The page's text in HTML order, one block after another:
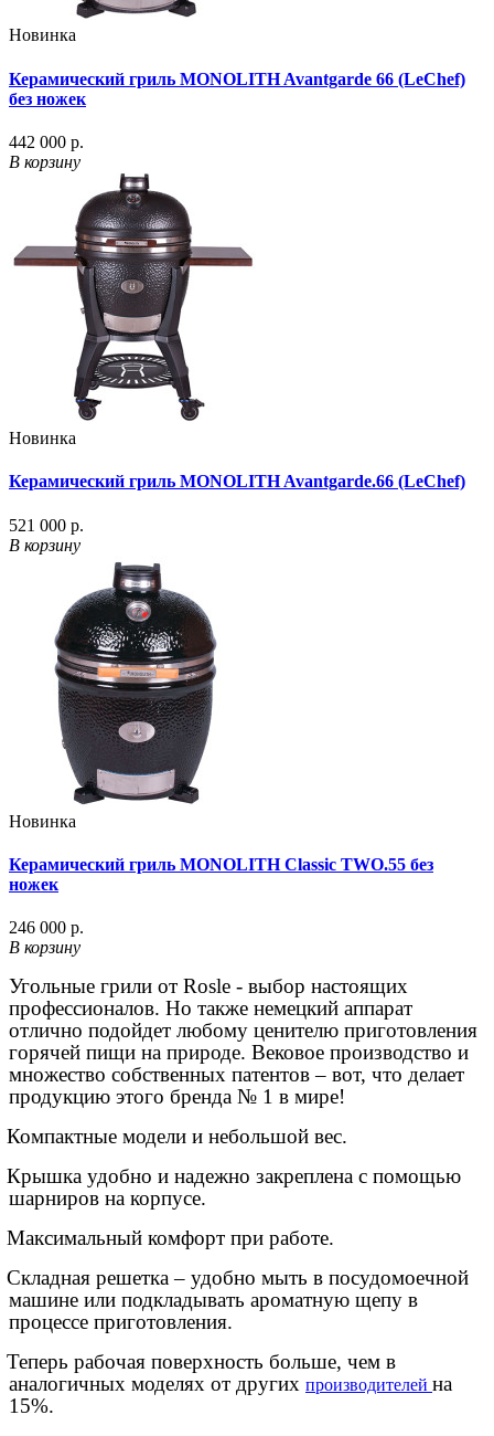
Новинка
Керамический гриль MONOLITH Avantgarde 66 (LeChef)
без ножек
442 000 р.
В корзину
Новинка
Керамический гриль MONOLITH Avantgarde.66 (LeChef)
521 000 р.
В корзину
Новинка
Керамический гриль MONOLITH Classic TWO.55 без
ножек
246 000 р.
В корзину
Угольные грили от Rosle - выбор настоящих
профессионалов. Но также немецкий аппарат
отлично подойдет любому ценителю приготовления
горячей пищи на природе. Вековое производство и
множество собственных патентов – вот, что делает
продукцию этого бренда № 1 в мире!
Компактные модели и небольшой вес.
Крышка удобно и надежно закреплена с помощью
шарниров на корпусе.
Максимальный комфорт при работе.
Складная решетка – удобно мыть в посудомоечной
машине или подкладывать ароматную щепу в
процессе приготовления.
Теперь рабочая поверхность больше, чем в
аналогичных моделях от других производителей на
15%.